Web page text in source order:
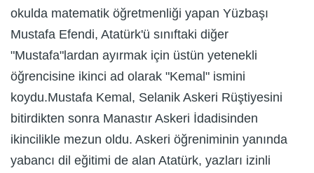
okulda matematik öğretmenliği yapan Yüzbaşı
Mustafa Efendi, Atatürk'ü sınıftaki diğer
"Mustafa"lardan ayırmak için üstün yetenekli
öğrencisine ikinci ad olarak "Kemal" ismini
koydu.Mustafa Kemal, Selanik Askeri Rüştiyesini
bitirdikten sonra Manastır Askeri İdadisinden
ikincilikle mezun oldu. Askeri öğreniminin yanında
yabancı dil eğitimi de alan Atatürk, yazları izinli